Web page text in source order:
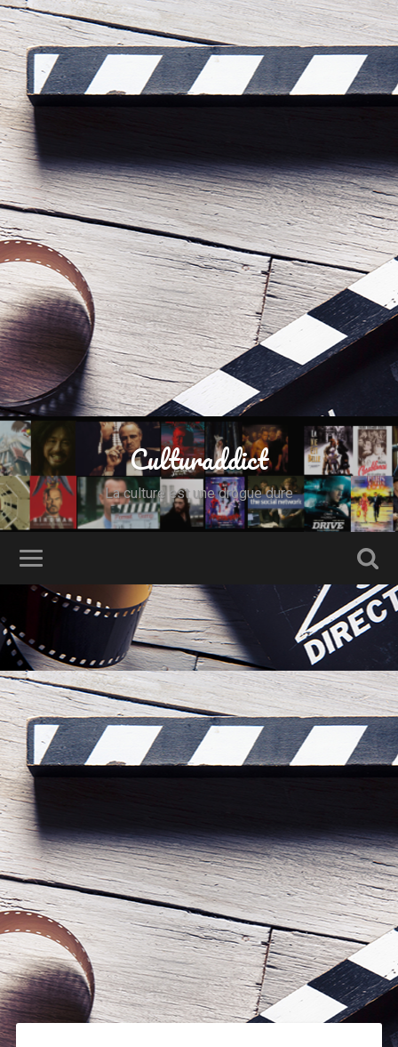
Culturaddict
La culture est une drogue dure